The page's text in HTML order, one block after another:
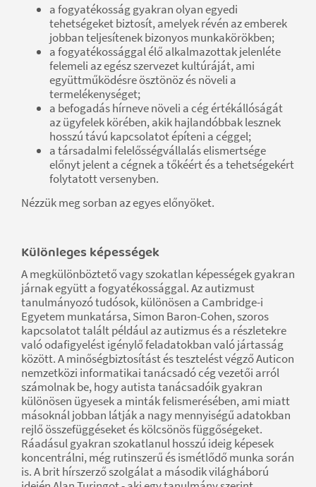
a fogyatékosság gyakran olyan egyedi
tehetségeket biztosít, amelyek révén az emberek
jobban teljesítenek bizonyos munkakörökben;
a fogyatékossággal élő alkalmazottak jelenléte
felemeli az egész szervezet kultúráját, ami
együttműködésre ösztönöz és növeli a
termelékenységet;
a befogadás hírneve növeli a cég értékállóságát
az ügyfelek körében, akik hajlandóbbak lesznek
hosszú távú kapcsolatot építeni a céggel;
a társadalmi felelősségvállalás elismertsége
előnyt jelent a cégnek a tőkéért és a tehetségekért
folytatott versenyben.
Nézzük meg sorban az egyes előnyöket.
Különleges képességek
A megkülönböztető vagy szokatlan képességek gyakran
járnak együtt a fogyatékossággal. Az autizmust
tanulmányozó tudósok, különösen a Cambridge-i
Egyetem munkatársa, Simon Baron-Cohen, szoros
kapcsolatot talált például az autizmus és a részletekre
való odafigyelést igénylő feladatokban való jártasság
között. A minőségbiztosítást és tesztelést végző Auticon
nemzetközi informatikai tanácsadó cég vezetői arról
számolnak be, hogy autista tanácsadóik gyakran
különösen ügyesek a minták felismerésében, ami miatt
másoknál jobban látják a nagy mennyiségű adatokban
rejlő összefüggéseket és kölcsönös függőségeket.
Ráadásul gyakran szokatlanul hosszú ideig képesek
koncentrálni, még rutinszerű és ismétlődő munka során
is. A brit hírszerző szolgálat a második világháború